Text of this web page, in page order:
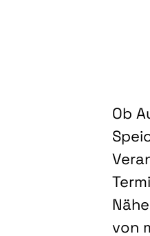
Ob
von